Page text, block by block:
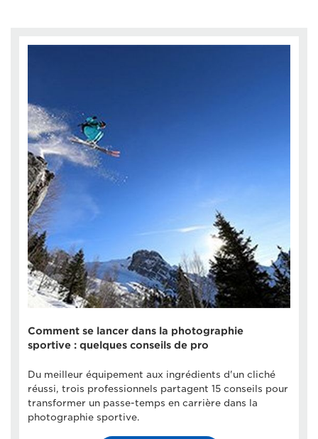
Comment se lancer dans la photographie
sportive : quelques conseils de pro
Du meilleur équipement aux ingrédients d'un cliché
réussi, trois professionnels partagent 15 conseils pour
transformer un passe-temps en carrière dans la
photographie sportive.